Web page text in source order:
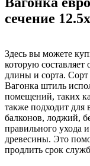
сечение
Здесь вы можете
которую составляет
длины и сорта. Сорт
Вагонка штиль
помещений, таких
также подходит для
балконов, лоджий,
правильного ухода
древесины. Это
продлить срок